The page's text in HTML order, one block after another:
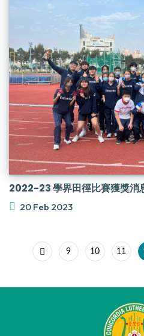
2022-23 學界田徑比賽獲獎消
20 Feb 2023
9 10 11